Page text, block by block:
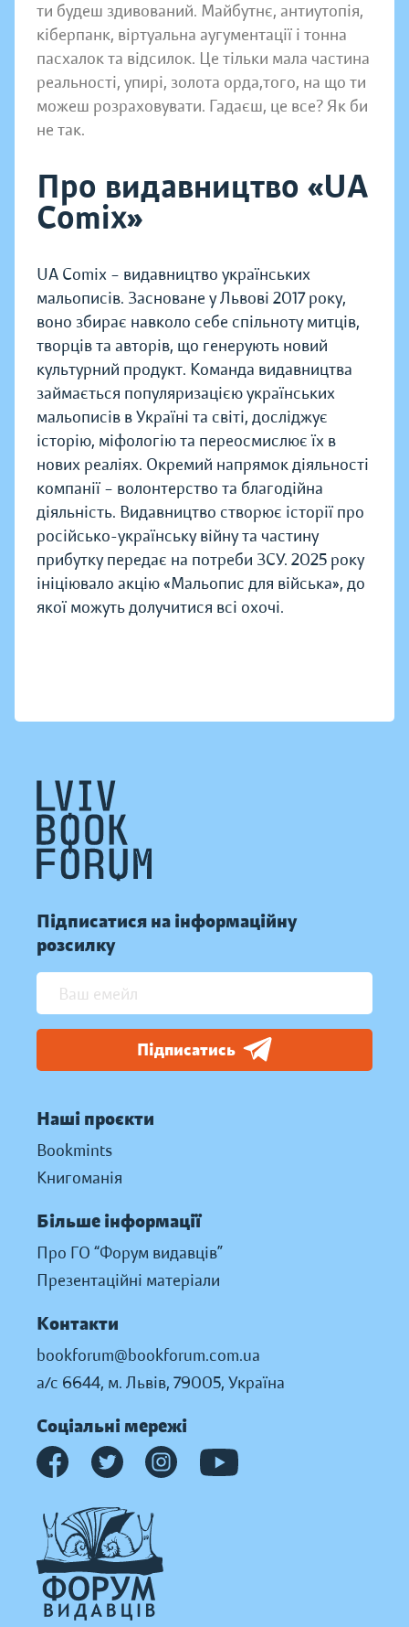
ти будеш здивований. Майбутнє, антиутопія,
кіберпанк, віртуальна аугументації і тонна
пасхалок та відсилок. Це тільки мала частина
реальності, упирі, золота орда,того, на що ти
можеш розраховувати. Гадаєш, це все? Як би
не так.
Про видавництво «UA
Comix»
UA Comix – видавництво українських
мальописів. Засноване у Львові 2017 року,
воно збирає навколо себе спільноту митців,
творців та авторів, що генерують новий
культурний продукт. Команда видавництва
займається популяризацією українських
мальописів в Україні та світі, досліджує
історію, міфологію та переосмислює їх в
нових реаліях. Окремий напрямок діяльності
компанії – волонтерство та благодійна
діяльність. Видавництво створює історії про
російсько-українську війну та частину
прибутку передає на потреби ЗСУ. 2025 року
ініціювало акцію «Мальопис для війська», до
якої можуть долучитися всі охочі.
Підписатися на інформаційну
розсилку
Підписатись
Наші проєкти
Bookmints
Книгоманія
Більше інформації
Про ГО “Форум видавців”
Презентаційні матеріали
Контакти
bookforum@bookforum.com.ua
а/с 6644, м. Львів, 79005, Україна
Соціальні мережі